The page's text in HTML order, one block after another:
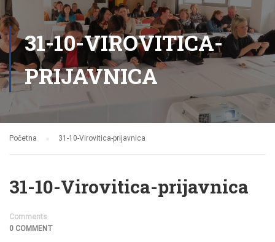
31-10-VIROVITICA-
PRIJAVNICA
Početna 31-10-Virovitica-prijavnica
31-10-Virovitica-prijavnica
Comments
0 COMMENT